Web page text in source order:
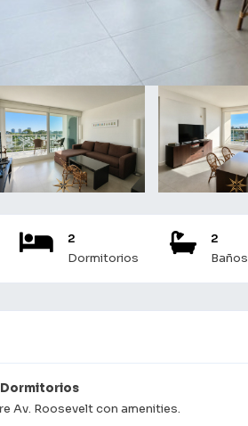
2
Dormitorios
2
Baños
Av. Roosevelt con amenities.